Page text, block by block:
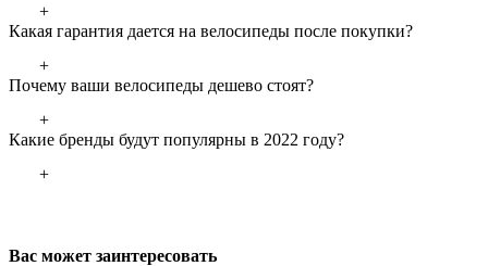
+
Какая гарантия дается на велосипеды после покупки?
+
Почему ваши велосипеды дешево стоят?
+
Какие бренды будут популярны в 2022 году?
+
Вас может заинтересовать